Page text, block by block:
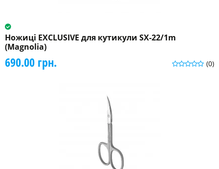
Ножиці EXCLUSIVE для кутикули SX-22/1m
(Magnolia)
(0)
690.00 грн.